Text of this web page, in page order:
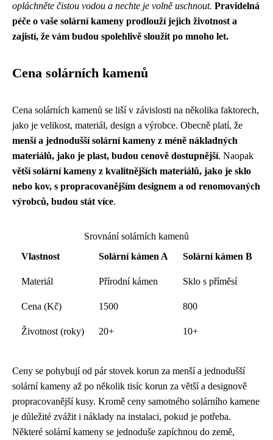
opláchněte čistou vodou a nechte je volně uschnout. Pravidelná
péče o vaše solární kameny prodlouží jejich životnost a
zajistí, že vám budou spolehlivě sloužit po mnoho let.
Cena solárních kamenů
Cena solárních kamenů se liší v závislosti na několika faktorech,
jako je velikost, materiál, design a výrobce. Obecně platí, že
menší a jednodušší solární kameny z méně nákladných
materiálů, jako je plast, budou cenově dostupnější. Naopak
větší solární kameny z kvalitnějších materiálů, jako je sklo
nebo kov, s propracovanějším designem a od renomovaných
výrobců, budou stát více.
Srovnání solárních kamenů
Vlastnost
Solární kámen A Solární kámen B
Materiál Přírodní kámen Sklo s příměsí
Cena (Kč) 1500 800
Životnost (roky) 20+ 10+
Ceny se pohybují od pár stovek korun za menší a jednodušší
solární kameny až po několik tisíc korun za větší a designově
propracovanější kusy. Kromě ceny samotného solárního kamene
je důležité zvážit i náklady na instalaci, pokud je potřeba.
Některé solární kameny se jednoduše zapíchnou do země,